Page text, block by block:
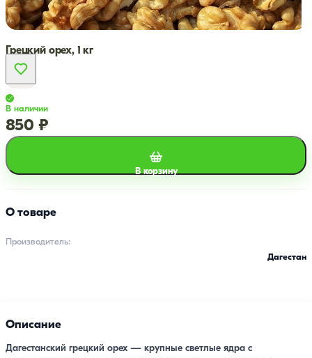
Грецкий орех, 1 кг
В наличии
850 ₽
В корзину
О товаре
Производитель:
Дагестан
Описание
Дагестанский грецкий орех — крупные светлые ядра с